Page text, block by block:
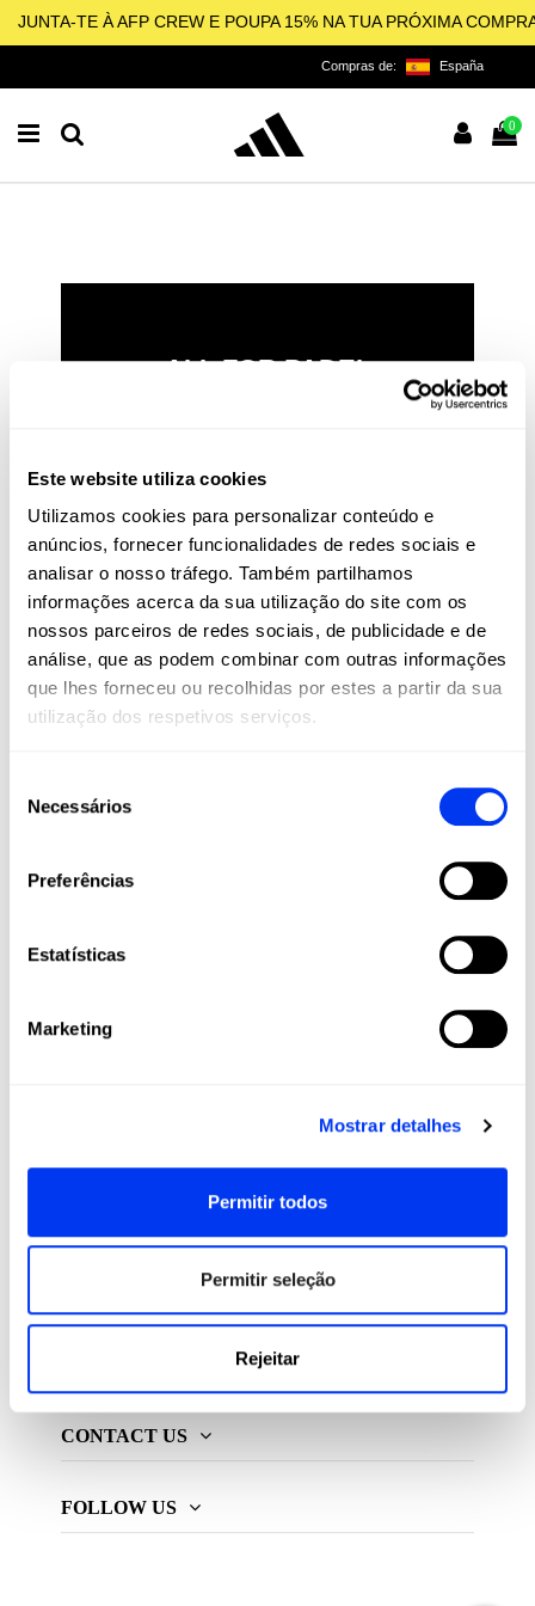
Este website utiliza cookies
Utilizamos cookies para personalizar conteúdo e
anúncios, fornecer funcionalidades de redes sociais e
analisar o nosso tráfego. Também partilhamos
informações acerca da sua utilização do site com os
nossos parceiros de redes sociais, de publicidade e de
análise, que as podem combinar com outras informações
que lhes forneceu ou recolhidas por estes a partir da sua
utilização dos respetivos serviços.
Necessários
Preferências
Estatísticas
Marketing
Mostrar detalhes
Permitir todos
Permitir seleção
Rejeitar
JUNTA-TE À AFP CREW E POUPA 15% NA TUA PRÓXIMA
Compras de: España
0
ALL FOR PADEL
LICENCIADO OFICIAL DA
TENNIS
O padel e o pickleball não são apenas esportes:
são um estilo de vida. Na All For Padel, levamos
estes esportes a todos os cantos do mundo,
oferecendo produtos adidas de alta qualidade
que combinam inovação, desempenho e estilo.
Raquetes, palas, calçado, roupa e acessórios
projetados para maximizar o seu jogo e
acompanhá-lo em cada etapa da sua jornada
Junte-se à nossa comunidade e viva o padel e
produtos de padel, pickleball e beach tennis
CONTACT US
FOLLOW US